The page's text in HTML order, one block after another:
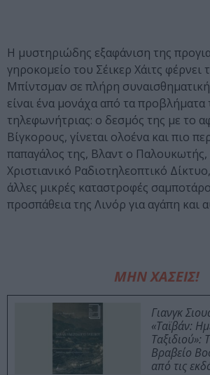
Η μυστηριώδης εξαφάνιση της
γηροκομείο του Σέικερ Χάιτς φέρνει
Μπίντσμαν σε πλήρη
είναι ένα μονάχα από τα προβλήματα
τηλεφωνήτριας: ο δεσμός της με το
Βίγκορους, γίνεται ολοένα και πιο
παπαγάλος της, Βλαντ ο Παλουκωτής,
Χριστιανικό Ραδιοτηλεοπτικό
άλλες μικρές καταστροφές
προσπάθεια της Λινόρ για αγάπη και
ΜΗΝ ΧΑΣΕΙΣ!
Γιανγκ
«Ταϊβάν:
Ταξιδιού»:
Βραβείο
από τις